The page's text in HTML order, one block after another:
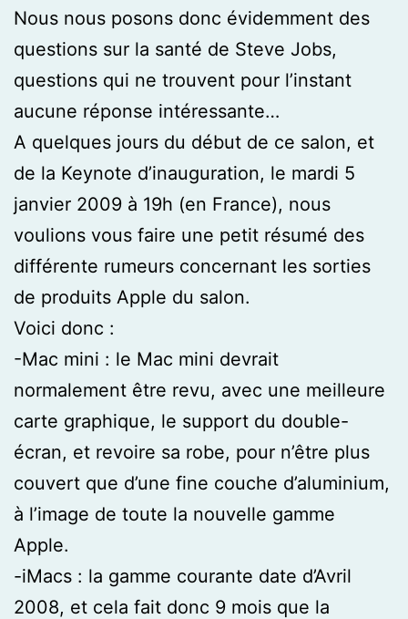
Nous nous posons donc évidemment des
questions sur la santé de Steve Jobs,
questions qui ne trouvent pour l’instant
aucune réponse intéressante…
A quelques jours du début de ce salon, et
de la Keynote d’inauguration, le mardi 5
janvier 2009 à 19h (en France), nous
voulions vous faire une petit résumé des
différente rumeurs concernant les sorties
de produits Apple du salon.
Voici donc :
-Mac mini : le Mac mini devrait
normalement être revu, avec une meilleure
carte graphique, le support du double-
écran, et revoire sa robe, pour n’être plus
couvert que d’une fine couche d’aluminium,
à l’image de toute la nouvelle gamme
Apple.
-iMacs : la gamme courante date d’Avril
2008, et cela fait donc 9 mois que la